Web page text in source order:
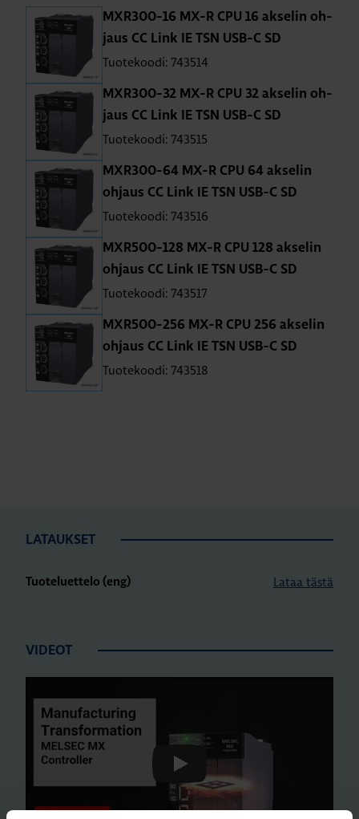
MXR300-16 MX-R CPU 16 ak­se­lin oh­
jaus CC Link IE TSN USB-C SD
Tuotekoodi: 743514
MXR300-32 MX-R CPU 32 ak­se­lin oh­
jaus CC Link IE TSN USB-C SD
Tuotekoodi: 743515
MXR300-64 MX-R CPU 64 ak­se­lin
oh­jaus CC Link IE TSN USB-C SD
Tuotekoodi: 743516
MXR500-128 MX-R CPU 128 ak­se­lin
oh­jaus CC Link IE TSN USB-C SD
Tuotekoodi: 743517
MXR500-256 MX-R CPU 256 ak­se­lin
oh­jaus CC Link IE TSN USB-C SD
Tuotekoodi: 743518
LATAUKSET
Tuoteluettelo (eng) Lataa tästä
VIDEOT
Play